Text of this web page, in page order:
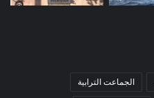
الجماعت الترابية